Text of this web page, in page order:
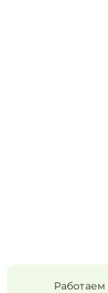
Работаем